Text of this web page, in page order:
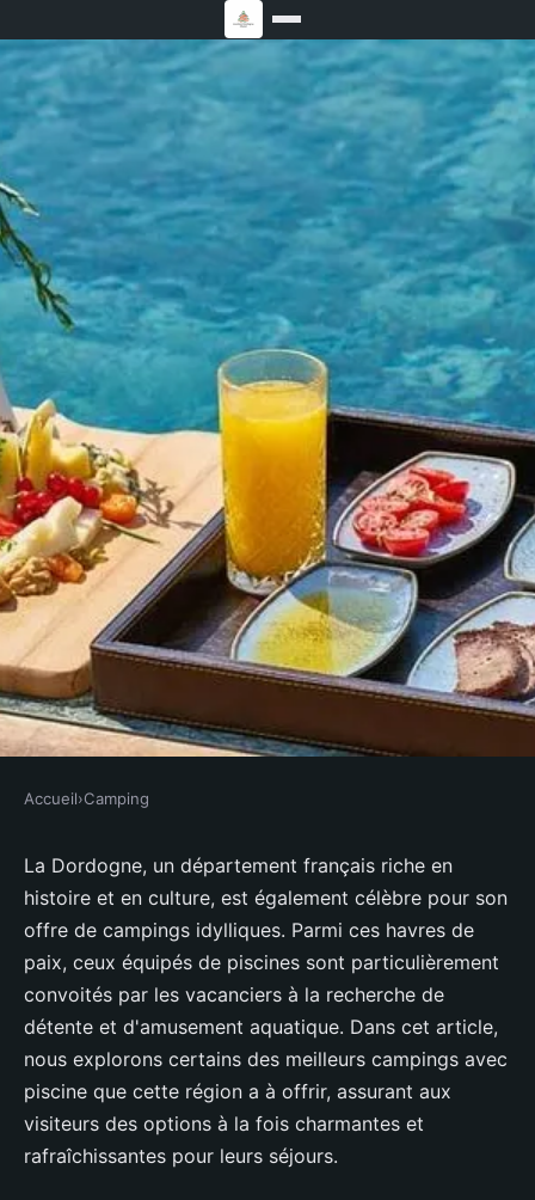
CAMPING
Quels sont les campings avec
piscine en Dordogne ?
Valentine•21 janvier 2022 •4 min de lecture
Accueil›Camping
La Dordogne, un département français riche en
histoire et en culture, est également célèbre pour son
offre de campings idylliques. Parmi ces havres de
paix, ceux équipés de piscines sont particulièrement
convoités par les vacanciers à la recherche de
détente et d'amusement aquatique. Dans cet article,
nous explorons certains des meilleurs campings avec
piscine que cette région a à offrir, assurant aux
visiteurs des options à la fois charmantes et
rafraîchissantes pour leurs séjours.